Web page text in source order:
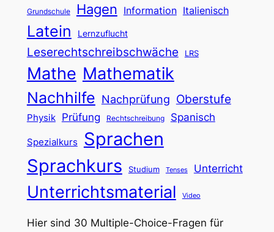
Grundschule Hagen Information Italienisch
Latein Lernzuflucht
Leserechtschreibschwäche LRS
Mathe Mathematik
Nachhilfe Nachprüfung Oberstufe
Physik Prüfung Rechtschreibung Spanisch
Spezialkurs
Sprachen
Sprachkurs
Studium Tenses Unterricht
Unterrichtsmaterial Video
Hier sind 30 Multiple-Choice-Fragen für